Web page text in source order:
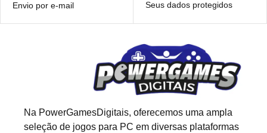
Envio por e-mail Seus dados protegidos
Na PowerGamesDigitais, oferecemos uma ampla
seleção de jogos para PC em diversas plataformas